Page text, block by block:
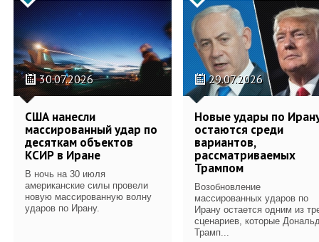
30.07.2026
США нанесли
массированный удар по
десяткам объектов
КСИР в Иране
В ночь на 30 июля
американские силы провели
новую массированную волну
ударов по Ирану.
29.07.2026
Новые удары по
остаются среди
вариантов,
рассматриваемых
Трампом
Возобновление
массированных ударов по
Ирану остается одним из
сценариев, которые
Трамп...